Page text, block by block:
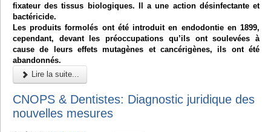
fixateur des tissus biologiques. Il a une action désinfectante et
bactéricide.
Les produits formolés ont été introduit en endodontie en 1899,
cependant, devant les préoccupations qu’ils ont soulevées à
cause de leurs effets mutagènes et cancérigènes, ils ont été
abandonnés.
Lire la suite...
CNOPS & Dentistes: Diagnostic juridique des
nouvelles mesures